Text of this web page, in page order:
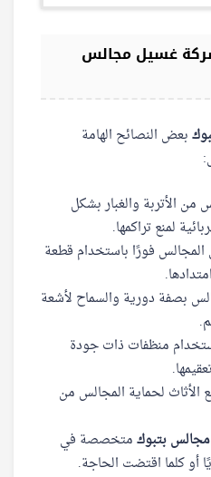
غسيل مجالس
بعض النصائح الهامة
الأتربة والغبار بشكل
لمنع تراكمها.
المجالس فورًا باستخدام قطعة
بصفة دورية والسماح لأشعة
منظفات ذات جودة
الأثاث لحماية المجالس من
بتبوكمتخصصة في
كلما اقتضت الحاجة.